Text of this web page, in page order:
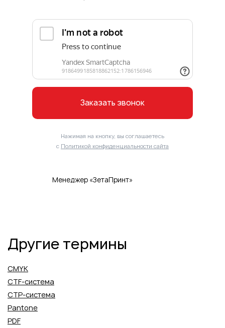
Менеджер «ЗетаПринт»
Заказать звонок
Нажимая на кнопку, вы соглашаетесь
с Политикой конфиденциальности сайта
Другие термины
CMYK
CTF-система
CTP-система
Pantone
PDF